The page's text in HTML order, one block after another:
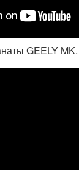
GEELY MK.